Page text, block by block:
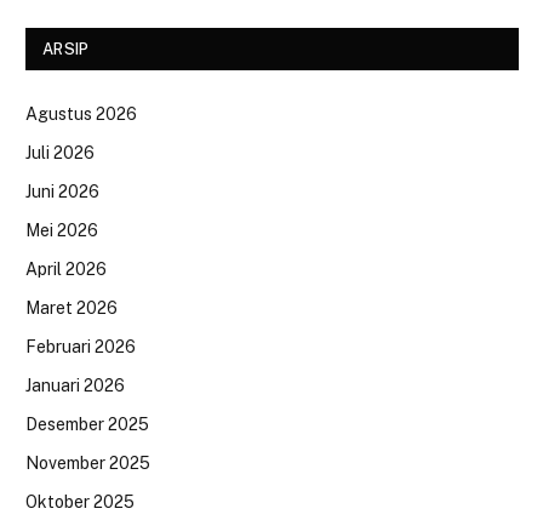
ARSIP
Agustus 2026
Juli 2026
Juni 2026
Mei 2026
April 2026
Maret 2026
Februari 2026
Januari 2026
Desember 2025
November 2025
Oktober 2025